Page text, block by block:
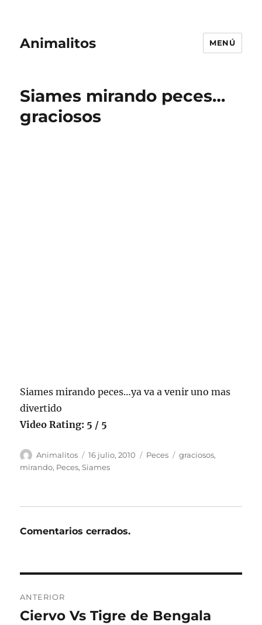
Animalitos MENÚ
Siames mirando peces…
graciosos
Siames mirando peces…ya va a venir uno mas
divertido
Video Rating: 5 / 5
Autor
Animalitos
Publicado
el
16 julio, 2010 Categorías
Peces Etiquetas
graciosos,
mirando, Peces,Siames
Comentarios cerrados.
de
ANTERIOR
Entrada
Ciervo Vs Tigre de Bengala